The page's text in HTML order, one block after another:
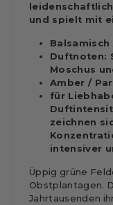
und spielt mit
Duftnoten:
Moschus
Amber /
für
zeichnen
intensiver
Üppig grüne
Obstplantagen.
Jahrtausenden